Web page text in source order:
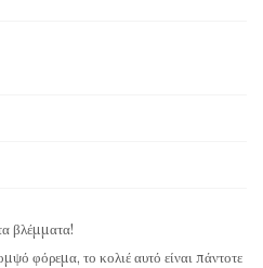
βλέμματα!
φόρεμα, το κολιέ αυτό είναι πάντοτε